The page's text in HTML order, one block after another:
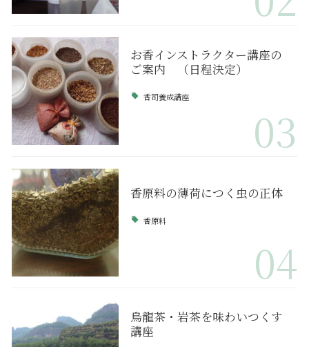
お香インストラクター講座の
ご案内 （日程決定）
香司養成講座
03
香原料の薄荷につく虫の正体
香原料
04
烏龍茶・岩茶を味わいつくす
講座